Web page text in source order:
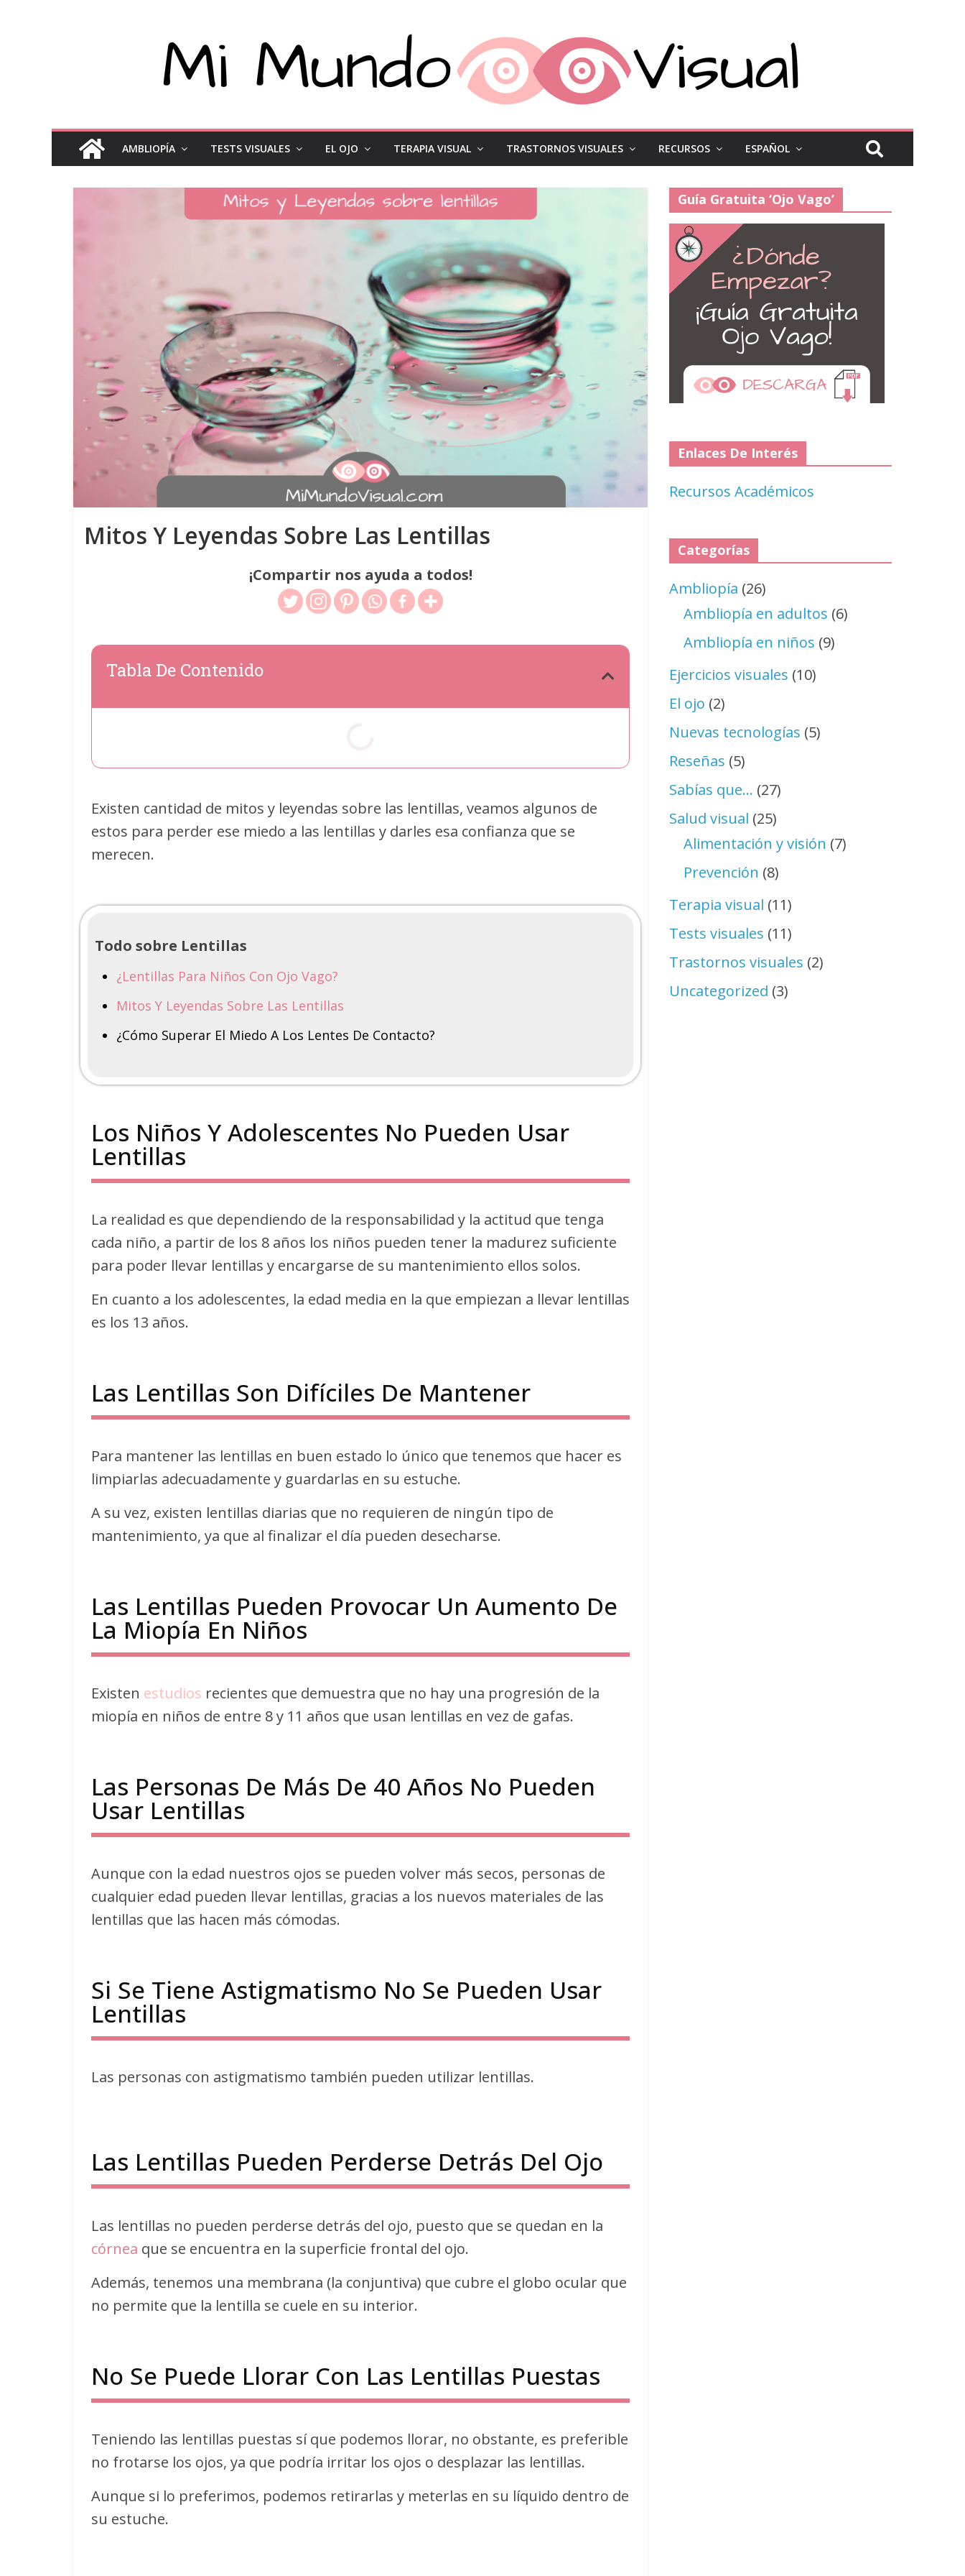
AMBLIOPÍA TESTS VISUALES EL OJO TERAPIA VISUAL TRASTORNOS VISUALES RECURSOS ESPAÑOL
Mitos Y Leyendas Sobre Las Lentillas
¡Compartir nos ayuda a todos!
Tabla De Contenido
Existen cantidad de mitos y leyendas sobre las lentillas, veamos algunos de
estos para perder ese miedo a las lentillas y darles esa confianza que se
merecen.
Todo sobre Lentillas
¿Lentillas Para Niños Con Ojo Vago?
Mitos Y Leyendas Sobre Las Lentillas
¿Cómo Superar El Miedo A Los Lentes De Contacto?
Los Niños Y Adolescentes No Pueden Usar
Lentillas
La realidad es que dependiendo de la responsabilidad y la actitud que tenga
cada niño, a partir de los 8 años los niños pueden tener la madurez suficiente
para poder llevar lentillas y encargarse de su mantenimiento ellos solos.
En cuanto a los adolescentes, la edad media en la que empiezan a llevar lentillas
es los 13 años.
Las Lentillas Son Difíciles De Mantener
Para mantener las lentillas en buen estado lo único que tenemos que hacer es
limpiarlas adecuadamente y guardarlas en su estuche.
A su vez, existen lentillas diarias que no requieren de ningún tipo de
mantenimiento, ya que al finalizar el día pueden desecharse.
Las Lentillas Pueden Provocar Un Aumento De
La Miopía En Niños
Existen estudios recientes que demuestra que no hay una progresión de la
miopía en niños de entre 8 y 11 años que usan lentillas en vez de gafas.
Las Personas De Más De 40 Años No Pueden
Usar Lentillas
Aunque con la edad nuestros ojos se pueden volver más secos, personas de
cualquier edad pueden llevar lentillas, gracias a los nuevos materiales de las
lentillas que las hacen más cómodas.
Si Se Tiene Astigmatismo No Se Pueden Usar
Lentillas
Las personas con astigmatismo también pueden utilizar lentillas.
Las Lentillas Pueden Perderse Detrás Del Ojo
Las lentillas no pueden perderse detrás del ojo, puesto que se quedan en la
córnea que se encuentra en la superficie frontal del ojo.
Además, tenemos una membrana (la conjuntiva) que cubre el globo ocular que
no permite que la lentilla se cuele en su interior.
No Se Puede Llorar Con Las Lentillas Puestas
Teniendo las lentillas puestas sí que podemos llorar, no obstante, es preferible
no frotarse los ojos, ya que podría irritar los ojos o desplazar las lentillas.
Aunque si lo preferimos, podemos retirarlas y meterlas en su líquido dentro de
su estuche.
Guía Gratuita ‘Ojo Vago’
Enlaces De Interés
Recursos Académicos
Categorías
Ambliopía (26)
Ambliopía en adultos (6)
Ambliopía en niños (9)
Ejercicios visuales (10)
El ojo (2)
Nuevas tecnologías (5)
Reseñas (5)
Sabías que… (27)
Salud visual (25)
Alimentación y visión (7)
Prevención (8)
Terapia visual (11)
Tests visuales (11)
Trastornos visuales (2)
Uncategorized (3)